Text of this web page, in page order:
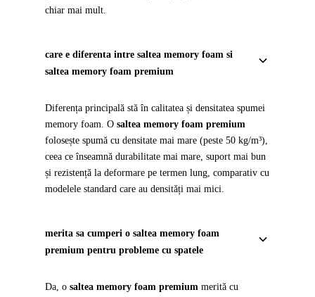
chiar mai mult.
care e diferenta intre saltea memory foam si
saltea memory foam premium
Diferența principală stă în calitatea și densitatea spumei
memory foam. O saltea memory foam premium
folosește spumă cu densitate mai mare (peste 50 kg/m³),
ceea ce înseamnă durabilitate mai mare, suport mai bun
și rezistență la deformare pe termen lung, comparativ cu
modelele standard care au densități mai mici.
merita sa cumperi o saltea memory foam
premium pentru probleme cu spatele
Da, o saltea memory foam premium merită cu